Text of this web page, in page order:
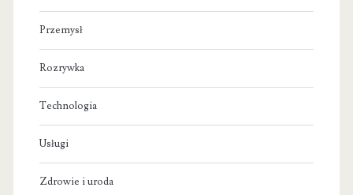
Przemysł
Rozrywka
Technologia
Usługi
Zdrowie i uroda